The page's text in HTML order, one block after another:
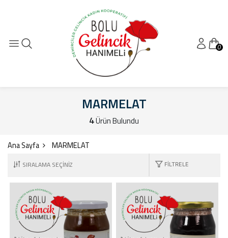
0
MARMELAT
4Ürün Bulundu
Ana Sayfa MARMELAT
FILTRELE